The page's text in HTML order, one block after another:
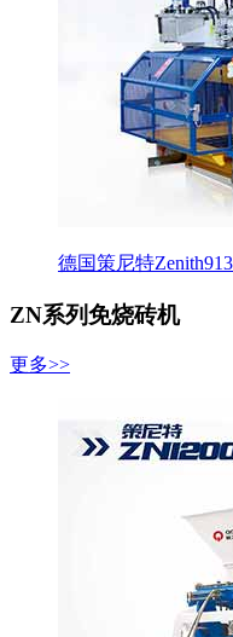
德国策尼特
ZN系列免烧砖机
更多>>